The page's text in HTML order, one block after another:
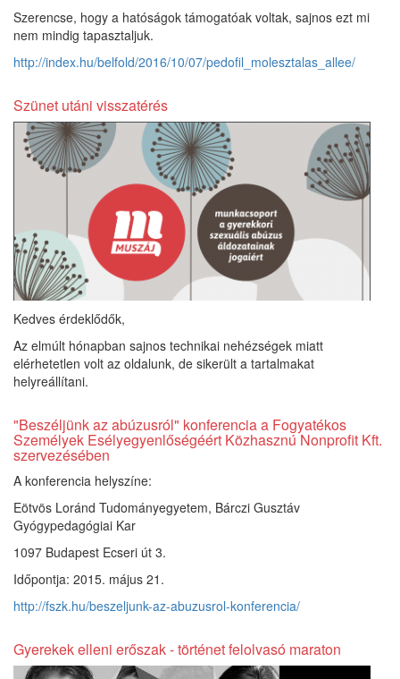
Szerencse, hogy a hatóságok támogatóak voltak, sajnos ezt mi
nem mindig tapasztaljuk.
http://index.hu/belfold/2016/10/07/pedofil_molesztalas_allee/
Szünet utáni visszatérés
Kedves érdeklődők,
Az elmúlt hónapban sajnos technikai nehézségek miatt
elérhetetlen volt az oldalunk, de sikerült a tartalmakat
helyreállítani.
"Beszéljünk az abúzusról" konferencia a Fogyatékos
Személyek Esélyegyenlőségéért Közhasznú Nonprofit Kft.
szervezésében
A konferencia helyszíne:
Eötvös Loránd Tudományegyetem, Bárczi Gusztáv
Gyógypedagógiai Kar
1097 Budapest Ecseri út 3.
Időpontja: 2015. május 21.
http://fszk.hu/beszeljunk-az-abuzusrol-konferencia/
Gyerekek elleni erőszak - történet felolvasó maraton